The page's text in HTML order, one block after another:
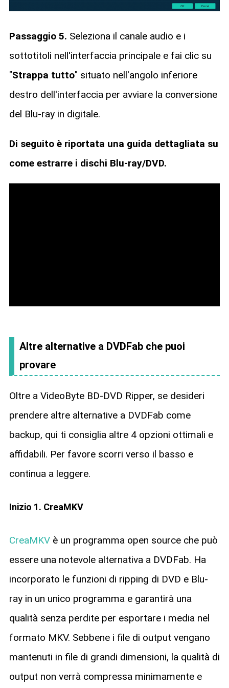
Passaggio 5. Seleziona il canale audio e i
sottotitoli nell'interfaccia principale e fai clic su
"Strappa tutto" situato nell'angolo inferiore
destro dell'interfaccia per avviare la conversione
del Blu-ray in digitale.
Di seguito è riportata una guida dettagliata su
come estrarre i dischi Blu-ray/DVD.
Altre alternative a DVDFab che puoi
provare
Oltre a VideoByte BD-DVD Ripper, se desideri
prendere altre alternative a DVDFab come
backup, qui ti consiglia altre 4 opzioni ottimali e
affidabili. Per favore scorri verso il basso e
continua a leggere.
Inizio 1. CreaMKV
CreaMKVè un programma open source che può
essere una notevole alternativa a DVDFab. Ha
incorporato le funzioni di ripping di DVD e Blu-
ray in un unico programma e garantirà una
qualità senza perdite per esportare i media nel
formato MKV. Sebbene i file di output vengano
mantenuti in file di grandi dimensioni, la qualità di
output non verrà compressa minimamente e